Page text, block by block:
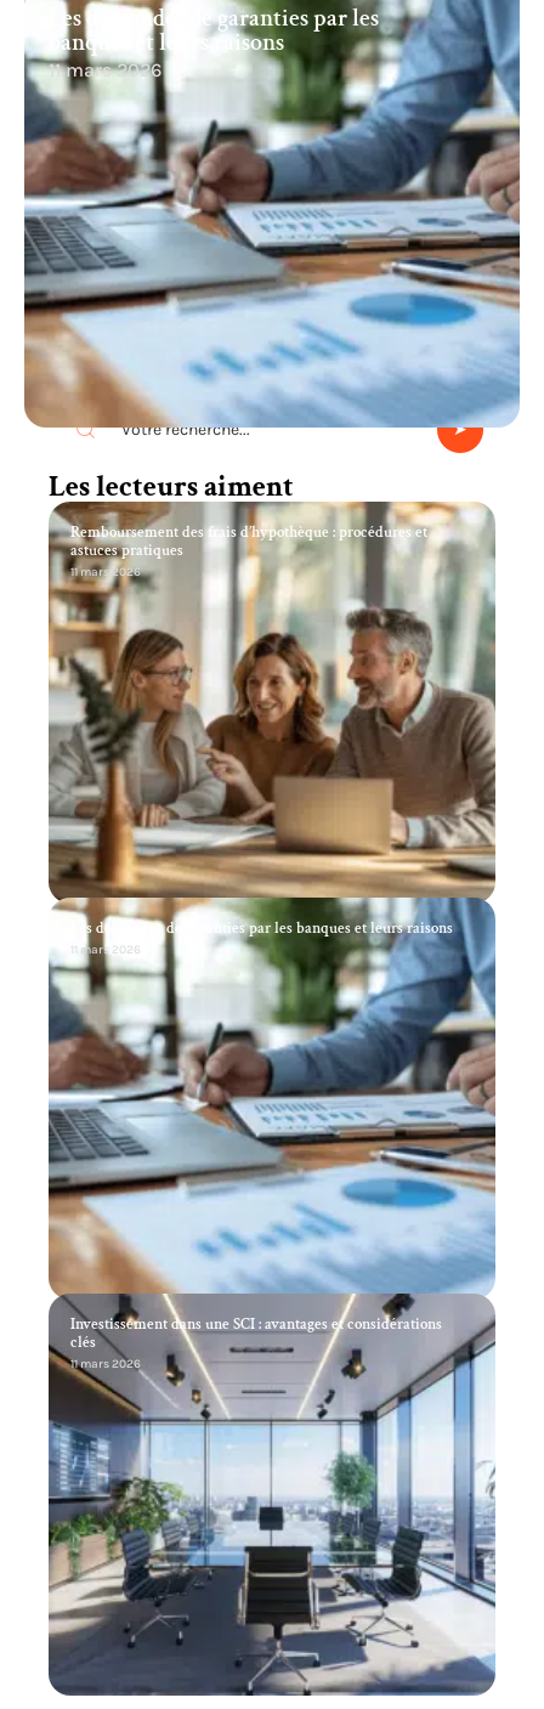
Les demandes de garanties par les
banques et leurs raisons
11 mars 2026
Recherche
Les lecteurs aiment
Remboursement des frais d’hypothèque : procédures et
astuces pratiques
11 mars 2026
Les demandes de garanties par les banques et leurs raisons
11 mars 2026
Investissement dans une SCI : avantages et considérations
clés
11 mars 2026